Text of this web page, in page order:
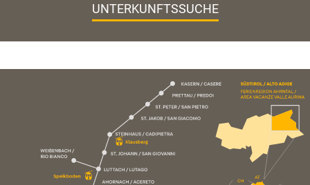
UNTERKUNFTSSUCHE